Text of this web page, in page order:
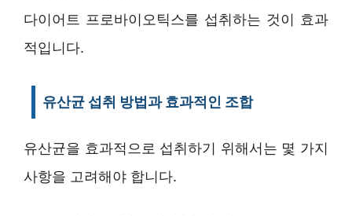
다이어트 프로바이오틱스를 섭취하는 것이 효과
적입니다.
유산균 섭취 방법과 효과적인 조합
유산균을 효과적으로 섭취하기 위해서는 몇 가지
사항을 고려해야 합니다.